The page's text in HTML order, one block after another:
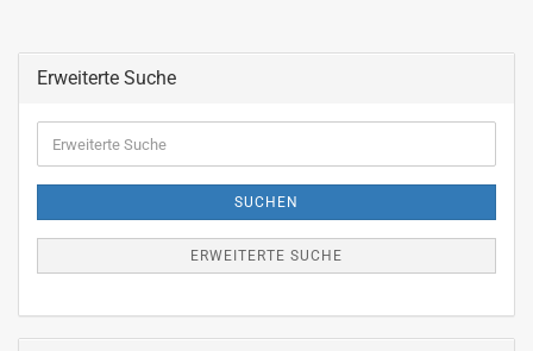
Erweiterte Suche
Suche
SUCHEN
ERWEITERTE SUCHE